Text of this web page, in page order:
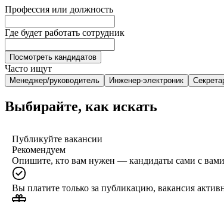
Профессия или должность
Где будет работать сотрудник
Посмотреть кандидатов
Часто ищут
Менеджер/руководитель Инженер-электроник
Выбирайте, как искать
Публикуйте вакансии
Рекомендуем
Опишите, кто вам нужен — кандидаты сами с вами
Вы платите только за публикацию, вакансия